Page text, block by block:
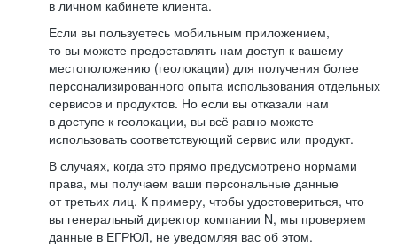
в личном кабинете клиента.
Если вы пользуетесь мобильным приложением,
то вы можете предоставлять нам доступ к вашему
местоположению (геолокации) для получения более
персонализированного опыта использования отдельных
сервисов и продуктов. Но если вы отказали нам
в доступе к геолокации, вы всё равно можете
использовать соответствующий сервис или продукт.
В случаях, когда это прямо предусмотрено нормами
права, мы получаем ваши персональные данные
от третьих лиц. К примеру, чтобы удостовериться, что
вы генеральный директор компании N, мы проверяем
данные в ЕГРЮЛ, не уведомляя вас об этом.